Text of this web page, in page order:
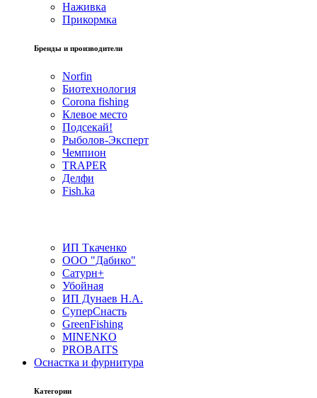
Наживка
Прикормка
Бренды и производители
Norfin
Биотехнология
Corona fishing
Клевое место
Подсекай!
Рыболов-Эксперт
Чемпион
TRAPER
Делфи
Fish.ka
ИП Ткаченко
ООО "Дабико"
Сатурн+
Убойная
ИП Дунаев Н.А.
СуперСнасть
GreenFishing
MINENKO
PROBAITS
Оснастка и фурнитура
Категории